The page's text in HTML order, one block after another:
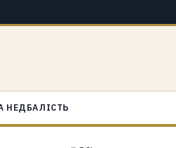
НЕДБАЛІСТЬ